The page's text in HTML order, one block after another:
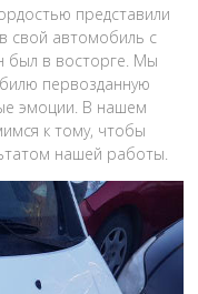
представили
свой автомобиль с
был в восторге. Мы
первозданную
эмоции. В нашем
к тому, чтобы
нашей работы.